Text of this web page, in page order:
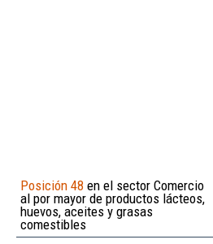
Posición 48 en el sector Comercio
al por mayor de productos lácteos,
huevos, aceites y grasas
comestibles